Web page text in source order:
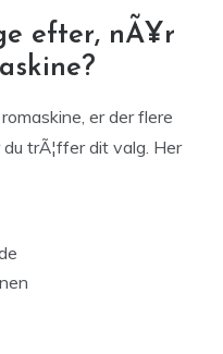
efter, nÃ¥r
er der flere
trÃ¦ffer dit valg. Her